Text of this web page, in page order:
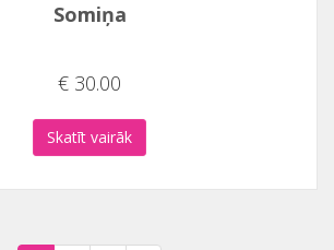
Somiņa
€ 30.00
Skatīt vairāk